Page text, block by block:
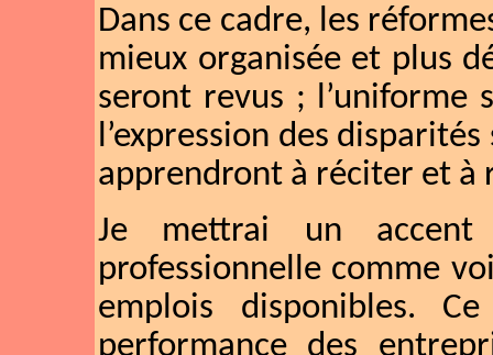
Dans ce cadre, les
mieux organisée et plus
seront revus ;
l’expression des
apprendront à réciter et à
Je mettrai un
professionnelle comme
emplois disponibles.
performance des